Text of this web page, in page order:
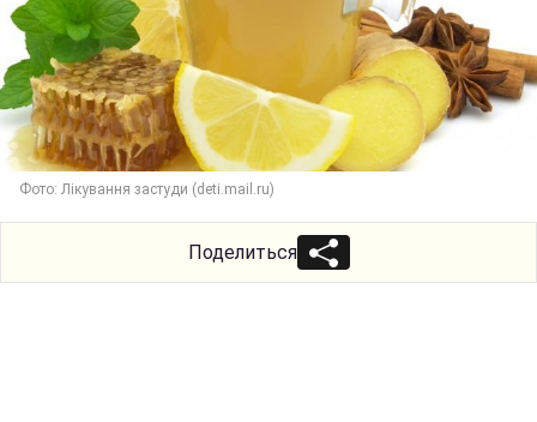
Фото: Лікування застуди (deti.mail.ru)
Поделиться